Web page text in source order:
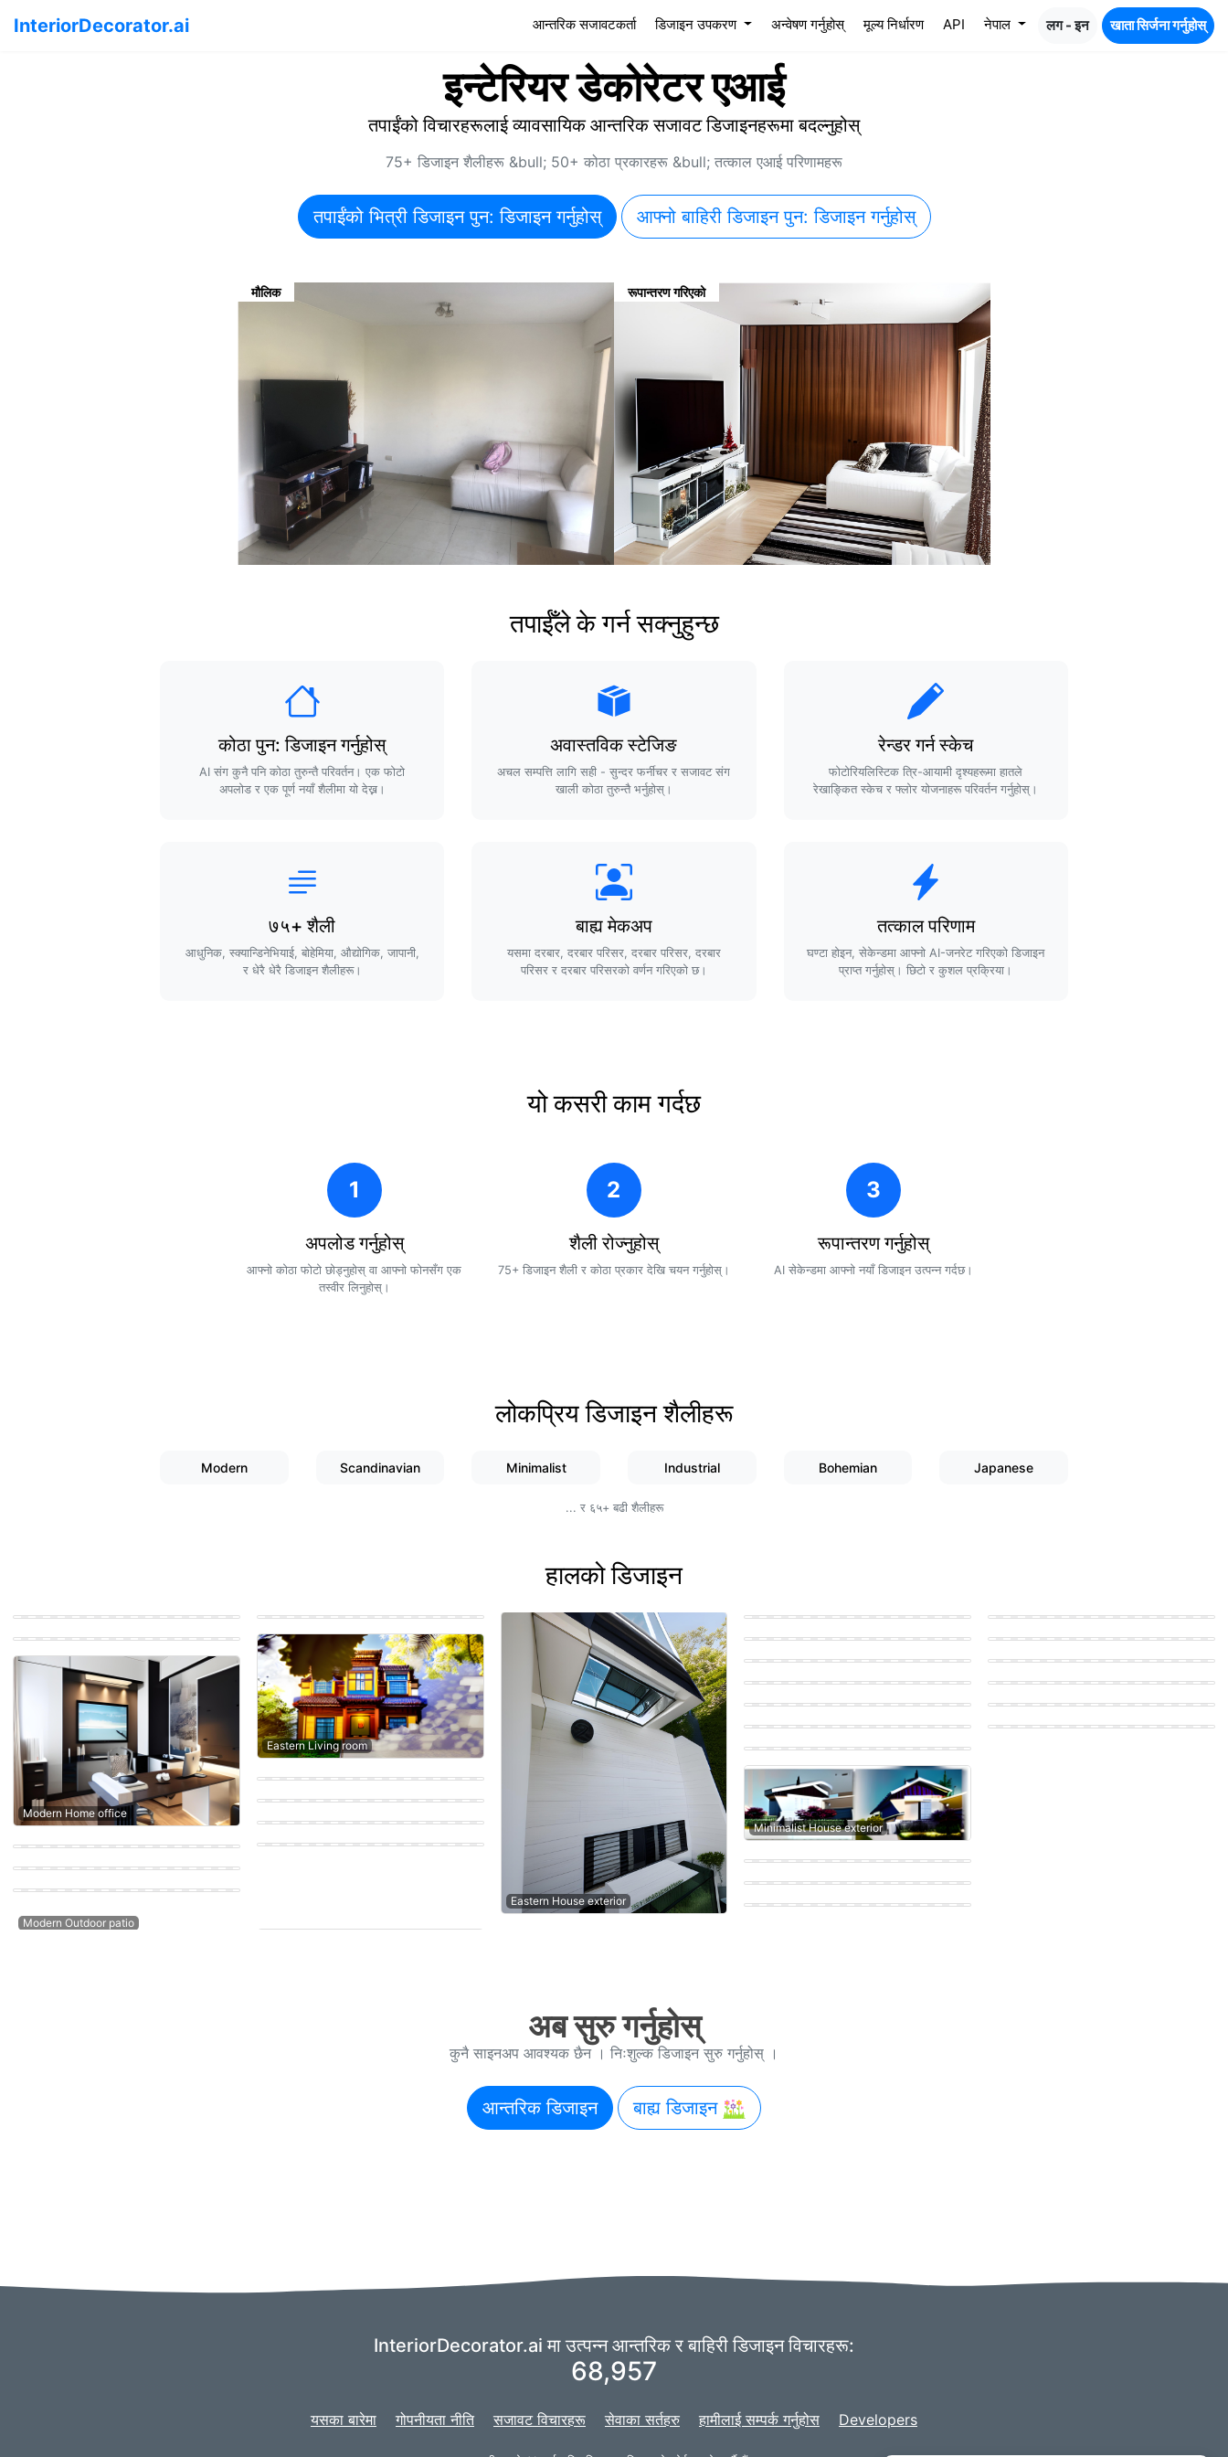
InteriorDecorator.ai आन्तरिक सजावटकर्ता(current)
डिजाइन उपकरण अन्वेषण गर्नुहोस् मूल्य निर्धारण API नेपाल लग - इन खाता सिर्जना गर्नुहोस्
इन्टेरियर डेकोरेटर एआई
तपाईंको विचारहरूलाई व्यावसायिक आन्तरिक सजावट डिजाइनहरूमा बदल्नुहोस्
75+ डिजाइन शैलीहरू &bull; 50+ कोठा प्रकारहरू &bull; तत्काल एआई परिणामहरू
तपाईंको भित्री डिजाइन पुन: डिजाइन गर्नुहोस् आफ्नो बाहिरी डिजाइन पुन: डिजाइन गर्नुहोस्
मौलिक रूपान्तरण गरिएको
तपाईँले के गर्न सक्नुहुन्छ
कोठा पुन: डिजाइन गर्नुहोस्
AI संग कुनै पनि कोठा तुरुन्तै परिवर्तन। एक फोटो
अपलोड र एक पूर्ण नयाँ शैलीमा यो देख्न।
अवास्तविक स्टेजिङ
अचल सम्पत्ति लागि सही - सुन्दर फर्नीचर र सजावट संग
खाली कोठा तुरुन्तै भर्नुहोस्।
रेन्डर गर्न स्केच
फोटोरियलिस्टिक त्रि-आयामी दृश्यहरूमा हातले
रेखाङ्कित स्केच र फ्लोर योजनाहरू परिवर्तन गर्नुहोस्।
७५+ शैली
आधुनिक, स्क्यान्डिनेभियाई, बोहेमिया, औद्योगिक, जापानी,
र धेरै धेरै डिजाइन शैलीहरू।
बाह्य मेकअप
यसमा दरबार, दरबार परिसर, दरबार परिसर, दरबार
परिसर र दरबार परिसरको वर्णन गरिएको छ।
तत्काल परिणाम
घण्टा होइन, सेकेन्डमा आफ्नो AI-जनरेट गरिएको डिजाइन
प्राप्त गर्नुहोस्। छिटो र कुशल प्रक्रिया।
यो कसरी काम गर्दछ
1
अपलोड गर्नुहोस्
आफ्नो कोठा फोटो छोड्नुहोस् वा आफ्नो फोनसँग एक
तस्वीर लिनुहोस्।
2
शैली रोज्नुहोस्
75+ डिजाइन शैली र कोठा प्रकार देखि चयन गर्नुहोस्।
3
रूपान्तरण गर्नुहोस्
AI सेकेन्डमा आफ्नो नयाँ डिजाइन उत्पन्न गर्दछ।
लोकप्रिय डिजाइन शैलीहरू
Modern Scandinavian Minimalist Industrial Bohemian Japanese
... र ६५+ बढी शैलीहरू
हालको डिजाइन
Modern Home office
Modern Outdoor patio
Eastern Living room
Eastern House exterior
Minimalist House exterior
अब सुरु गर्नुहोस्
कुनै साइनअप आवश्यक छैन । निःशुल्क डिजाइन सुरु गर्नुहोस् ।
आन्तरिक डिजाइन बाह्य डिजाइन
InteriorDecorator.ai मा उत्पन्न आन्तरिक र बाहिरी डिजाइन विचारहरू:
68,957
यसका बारेमा गोपनीयता नीति सजावट विचारहरू सेवाका सर्तहरु हामीलाई सम्पर्क गर्नुहोस Developers